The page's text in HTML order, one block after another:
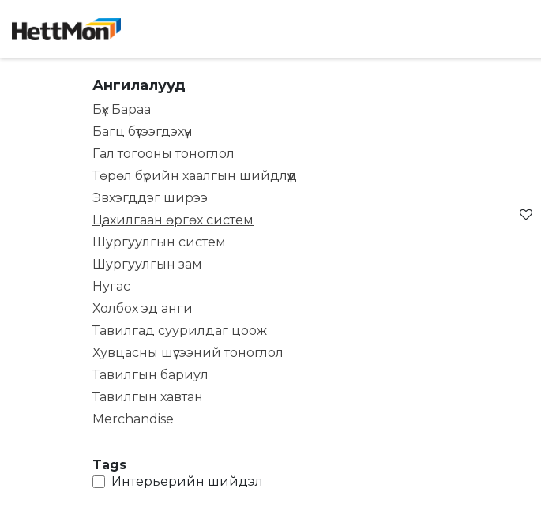
Ангилалууд
Бүх Бараа
Багц бүтээгдэхүүн
Гал тогооны тоноглол
Төрөл бүрийн хаалгын шийдлүүд
Эвхэгддэг ширээ
Цахилгаан өргөх систем
Шургуулгын систем
Шургуулгын зам
Нугас
Холбох эд анги
Тавилгад суурилдаг цоож
Хувцасны шүүгээний тоноглол
Тавилгын бариул
Тавилгын хавтан
Merchandise
Tags
Интерьерийн шийдэл